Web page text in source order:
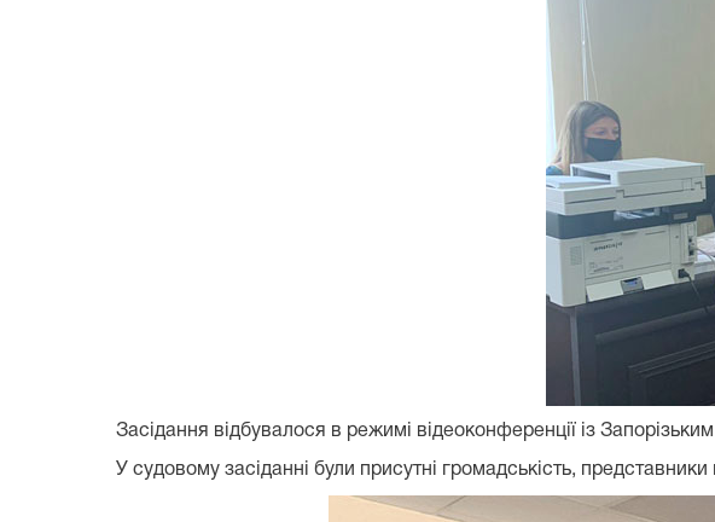
Засідання відбувалося в режимі відеоконференції із
У судовому засіданні були присутні громадськість, представники